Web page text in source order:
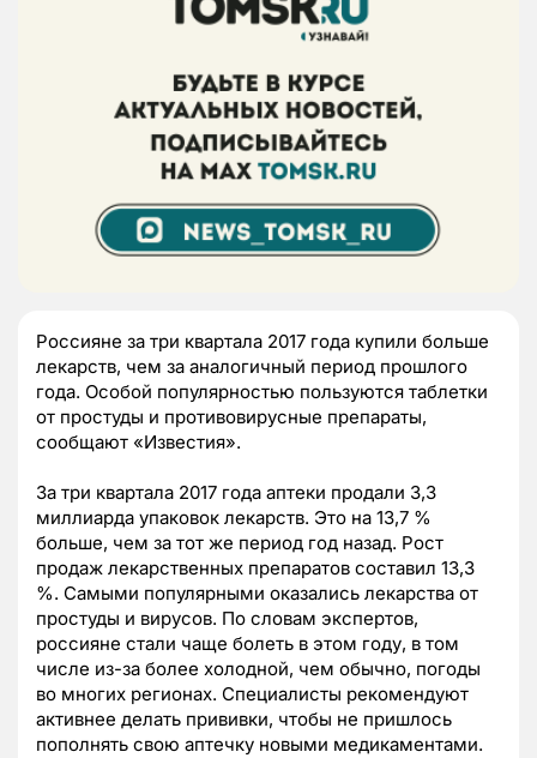
Россияне за три квартала 2017 года купили больше
лекарств, чем за аналогичный период прошлого
года. Особой популярностью пользуются таблетки
от простуды и противовирусные препараты,
сообщают «Известия».
За три квартала 2017 года аптеки продали 3,3
миллиарда упаковок лекарств. Это на 13,7 %
больше, чем за тот же период год назад. Рост
продаж лекарственных препаратов составил 13,3
%. Самыми популярными оказались лекарства от
простуды и вирусов. По словам экспертов,
россияне стали чаще болеть в этом году, в том
числе из-за более холодной, чем обычно, погоды
во многих регионах. Специалисты рекомендуют
активнее делать прививки, чтобы не пришлось
пополнять свою аптечку новыми медикаментами.